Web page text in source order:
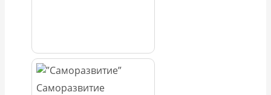
Саморазвитие